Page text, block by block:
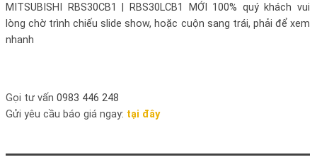
MITSUBISHI RBS30CB1 | RBS30LCB1 MỚI 100% quý khách vui
lòng chờ trình chiếu slide show, hoặc cuộn sang trái, phải để xem
nhanh
Gọi tư vấn 0983 446 248
Gửi yêu cầu báo giá ngay: tại đây